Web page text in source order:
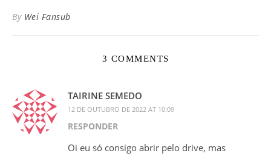
By Wei Fansub
3 COMMENTS
TAIRINE SEMEDO
12 DE OUTUBRO DE 2022 AT 10:09
RESPONDER
Oi eu só consigo abrir pelo drive, mas